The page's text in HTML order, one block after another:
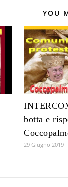
YOU
botta e
29 Giugno 2019